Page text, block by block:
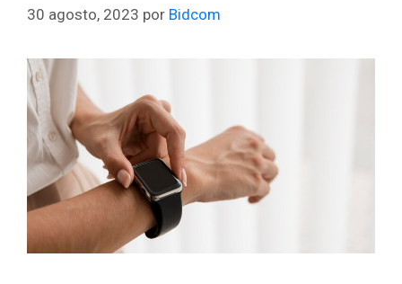
30 agosto, 2023 por Bidcom